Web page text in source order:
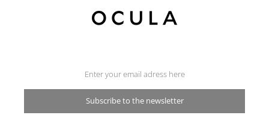
Subscribe to the newsletter